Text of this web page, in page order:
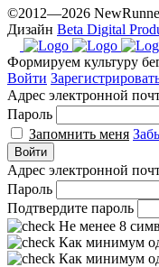
©2012—2026
Дизайн Beta Digital
Формируем культуру
Войти
Адрес электронной
Пароль
Запомнить меня
Войти
Адрес электронной
Пароль
Подтвердите пароль
Не менее 8
Как минимум
Как минимум